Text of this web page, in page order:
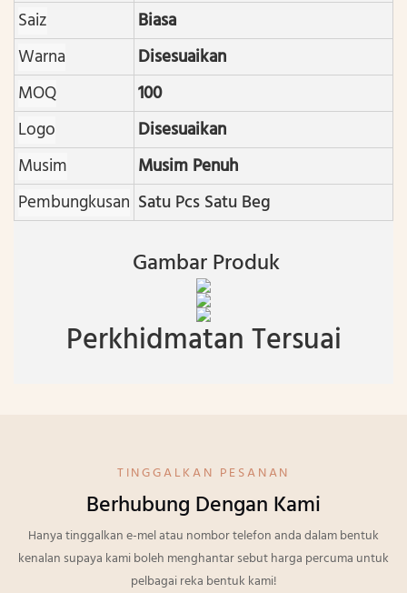
Saiz
Biasa
Warna
Disesuaikan
MOQ
100
Logo
Disesuaikan
Musim
Musim Penuh
Pembungkusan Satu Pcs Satu Beg
Gambar Produk
Perkhidmatan Tersuai
TINGGALKAN PESANAN
Berhubung Dengan Kami
Hanya tinggalkan e-mel atau nombor telefon anda dalam bentuk
kenalan supaya kami boleh menghantar sebut harga percuma untuk
pelbagai reka bentuk kami!